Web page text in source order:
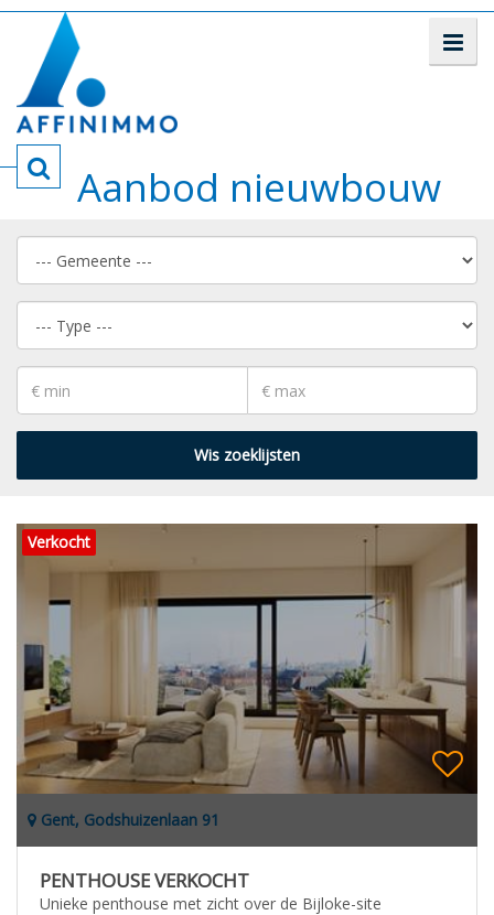
Aanbod nieuwbouw
Wis zoeklijsten
Verkocht
Gent, Godshuizenlaan 91
PENTHOUSE VERKOCHT
Unieke penthouse met zicht over de Bijloke-site